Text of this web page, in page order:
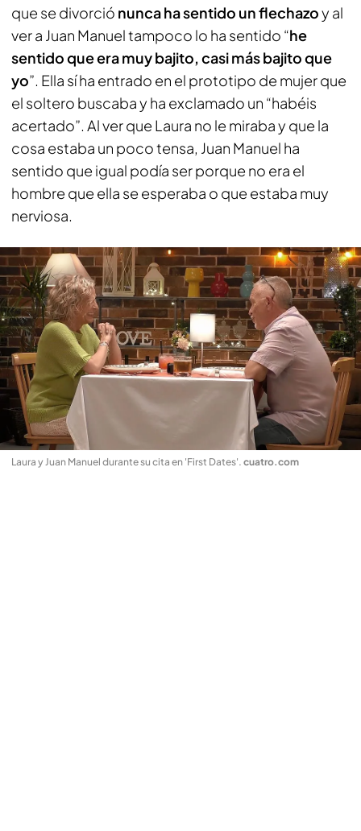
que se divorció nunca ha sentido un flechazoy al
ver a Juan Manuel tampoco lo ha sentido “he
sentido que era muy bajito, casi más bajito que
yo”. Ella sí ha entrado en el prototipo de mujer que
el soltero buscaba y ha exclamado un “habéis
acertado”. Al ver que Laura no le miraba y que la
cosa estaba un poco tensa, Juan Manuel ha
sentido que igual podía ser porque no era el
hombre que ella se esperaba o que estaba muy
nerviosa.
Laura y Juan Manuel durante su cita en 'First Dates'. cuatro.com